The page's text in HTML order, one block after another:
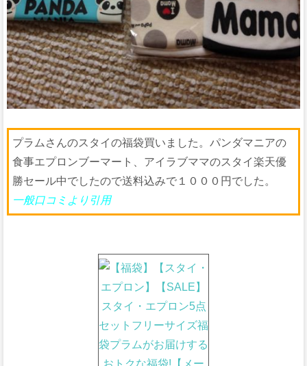
プラムさんのスタイの福袋買いました。パンダマニアの
食事エプロンブーマート、アイラブママのスタイ楽天優
勝セール中でしたので送料込みで１０００円でした。
一般口コミより引用